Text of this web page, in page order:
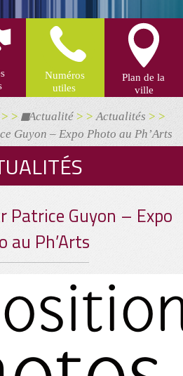
> > Actualité > >Actualités > >
Guyon – Expo Photo au Ph’Arts
Patrice Guyon – Expo
au Ph’Arts